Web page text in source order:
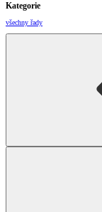
Kategorie
všechny řady